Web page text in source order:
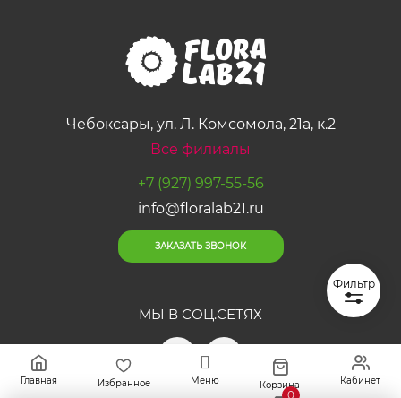
Главная Избранное Меню Корзина
0
Кабинет
Чебоксары, ул. Л. Комсомола, 21а, к.2
Все филиалы
+7 (927) 997-55-56
info@floralab21.ru
ЗАКАЗАТЬ ЗВОНОК
МЫ В СОЦ.СЕТЯХ
Фильтр